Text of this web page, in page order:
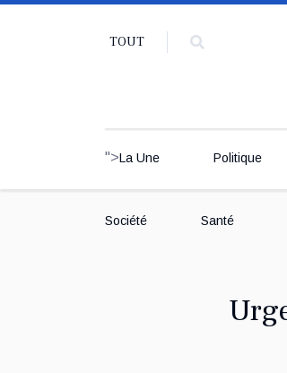
TOUT
">La Une Politique
Société Santé